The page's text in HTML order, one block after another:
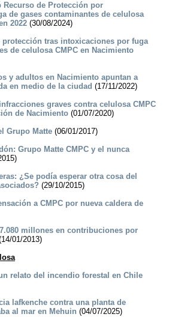
Recurso de Protección por
de gases contaminantes de celulosa
2022 (30/08/2024)
protección tras intoxicaciones por fuga
de celulosa CMPC en Nacimiento
y adultos en Nacimiento apuntan a
en medio de la ciudad (17/11/2022)
graves contra celulosa CMPC
de Nacimiento (01/07/2020)
Grupo Matte (06/01/2017)
Grupo Matte CMPC y el nunca
¿Se podía esperar otra cosa del
(29/10/2015)
a CMPC por nueva caldera de
millones en contribuciones por
01/2013)
relato del incendio forestal en Chile
lafkenche contra una planta de
al mar en Mehuin (04/07/2025)